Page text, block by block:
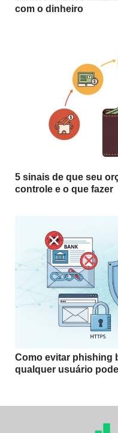
com o dinheiro
5 sinais de que seu
controle e o que fazer
Como evitar phishing
qualquer usuário